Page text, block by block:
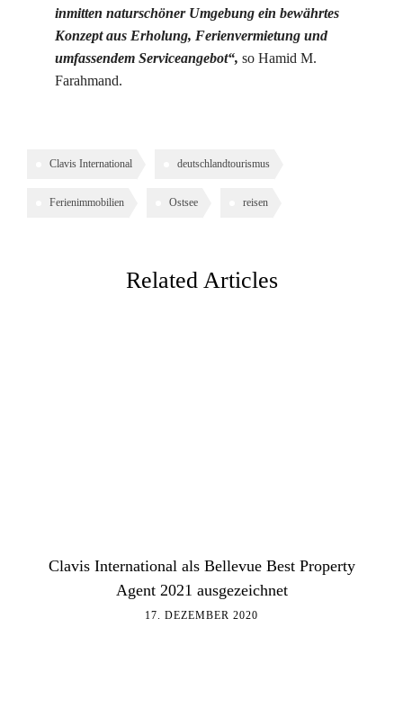
inmitten naturschöner Umgebung ein bewährtes
Konzept aus Erholung, Ferienvermietung und
umfassendem Serviceangebot“, so Hamid M.
Farahmand.
Clavis International deutschlandtourismus
Ferienimmobilien Ostsee reisen
Related Articles
Clavis International als Bellevue Best Property
Agent 2021 ausgezeichnet
17. DEZEMBER 2020